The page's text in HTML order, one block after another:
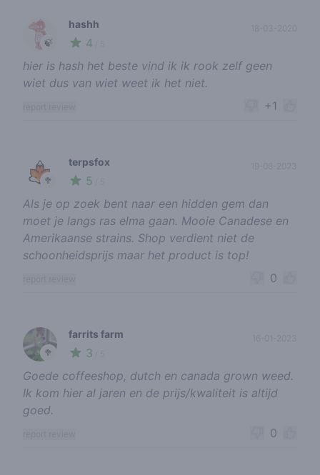
🍃
hashh
4
18-03-2020
hier is hash het beste vind ik ik rook zelf geen
wiet dus van wiet weet ik het niet.
+1
🥦
terpsfox
5
19-08-2023
Als je op zoek bent naar een hidden gem dan
moet je langs ras elma gaan. Mooie Canadese en
Amerikaanse strains. Shop verdient niet de
schoonheidsprijs maar het product is top!
0
🥦
farrits farm
3
16-01-2023
Goede coffeeshop, dutch en canada grown weed.
Ik kom hier al jaren en de prijs/kwaliteit is altijd
goed.
0